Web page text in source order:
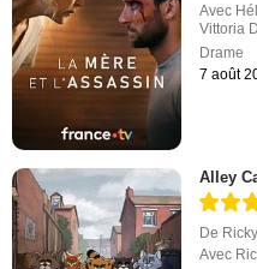
Avec
Vittoria
Drame
7 août
Alley
De
Avec